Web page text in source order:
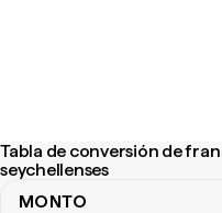
Tabla de conversión de
seychellenses
MONTO